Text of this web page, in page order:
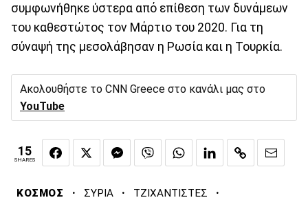
συμφωνήθηκε ύστερα από επίθεση των δυνάμεων
του καθεστώτος τον Μάρτιο του 2020. Για τη
σύναψή της μεσολάβησαν η Ρωσία και η Τουρκία.
Ακολουθήστε το CNN Greece στο κανάλι μας στο
YouTube
15
SHARES
ΚΟΣΜΟΣ · ΣΥΡΙΑ · ΤΖΙΧΑΝΤΙΣΤΕΣ ·